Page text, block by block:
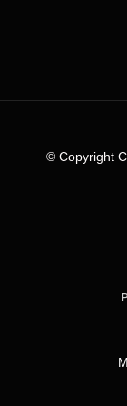
© Copyright